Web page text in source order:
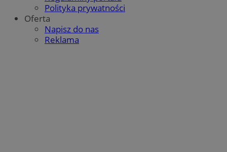
Polityka prywatności
Oferta
Napisz do nas
Reklama